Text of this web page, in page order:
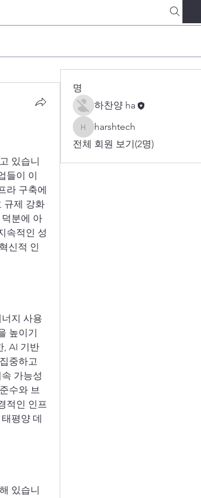
있습니
들이 이
라 구축에
규제 강화
분에 아
속적인 성
신적 인
지 사용
높이기
, AI 기반
중하고
가능성
수와 브
적인 인프
평양 데
있습니
명
하찬양 ha
harshtech
harshtech
전체 회원 보기(2명)